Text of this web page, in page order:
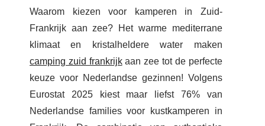
Waarom kiezen voor kamperen in Zuid-
Frankrijk aan zee? Het warme mediterrane
klimaat en kristalheldere water maken
camping zuid frankrijkaan zee tot de perfecte
keuze voor Nederlandse gezinnen! Volgens
Eurostat 2025 kiest maar liefst 76% van
Nederlandse families voor kustkamperen in